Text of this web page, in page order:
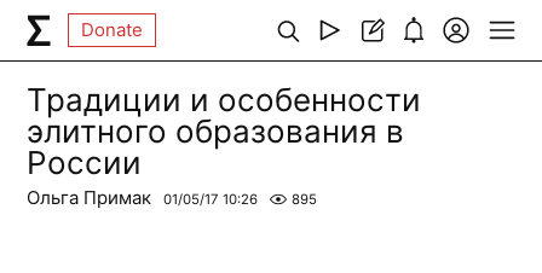
Donate
Традиции и особенности
элитного образования в
России
Ольга Примак 01/05/17 10:26 895